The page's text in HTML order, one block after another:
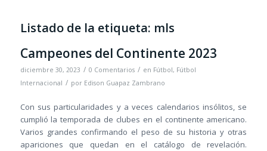
Listado de la etiqueta: mls
Campeones del Continente 2023
diciembre 30, 2023 / 0 Comentarios / en Fútbol, Fútbol
Internacional / por Edison Guapaz Zambrano
Con sus particularidades y a veces calendarios insólitos, se
cumplió la temporada de clubes en el continente americano.
Varios grandes confirmando el peso de su historia y otras
apariciones que quedan en el catálogo de revelación.